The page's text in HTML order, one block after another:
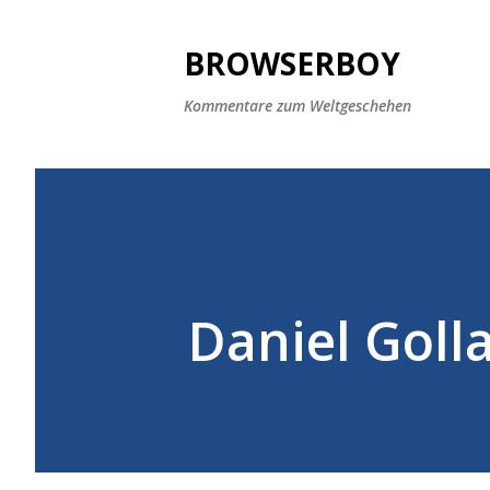
BROWSERBOY
Kommentare zum Weltgeschehen
Daniel